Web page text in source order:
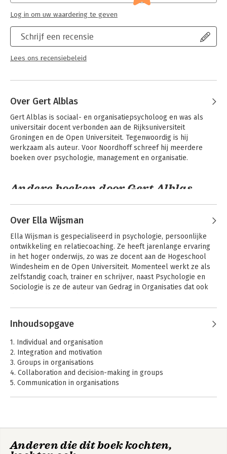
Schrijf een recensie
Lees ons recensiebeleid
Log in om uw waardering te geven
Over Gert Alblas
Gert Alblas is sociaal- en organisatiepsycholoog en was als
universitair docent verbonden aan de Rijksuniversiteit
Groningen en de Open Universiteit. Tegenwoordig is hij
werkzaam als auteur. Voor Noordhoff schreef hij meerdere
boeken over psychologie, management en organisatie.
Andere boeken door Gert Alblas
groepsdynamica
Over Ella Wijsman
Ella Wijsman is gespecialiseerd in psychologie, persoonlijke
ontwikkeling en relatiecoaching. Ze heeft jarenlange ervaring
in het hoger onderwijs, zo was ze docent aan de Hogeschool
Windesheim en de Open Universiteit. Momenteel werkt ze als
zelfstandig coach, trainer en schrijver, naast Psychologie en
Sociologie is ze de auteur van Gedrag in Organisaties dat ook
Andere boeken door Ella Wijsman
Gedrag in
Psychologie &
Inhoudsopgave
1. Individual and organisation
2. Integration and motivation
3. Groups in organisations
4. Collaboration and decision-making in groups
5. Communication in organisations
11. Organisational change
Anderen die dit boek kochten,